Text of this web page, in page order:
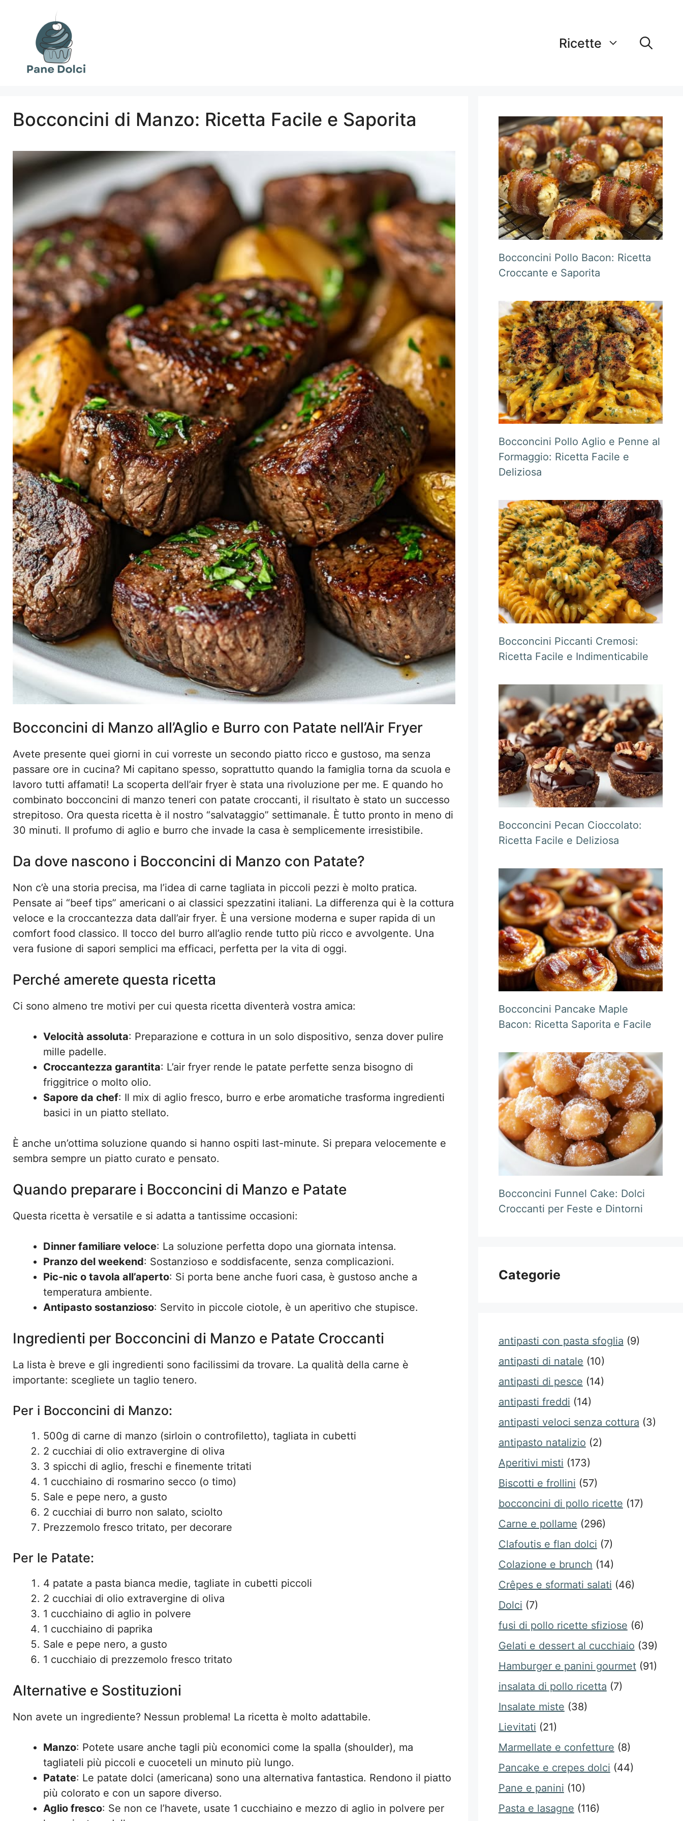
contenuto
Ricette
Bocconcini di Manzo: Ricetta Facile e Saporita
Bocconcini di Manzo all’Aglio e Burro con Patate nell’Air Fryer
Avete presente quei giorni in cui vorreste un secondo piatto ricco e gustoso, ma senza
passare ore in cucina? Mi capitano spesso, soprattutto quando la famiglia torna da scuola e
lavoro tutti affamati! La scoperta dell’air fryer è stata una rivoluzione per me. E quando ho
combinato bocconcini di manzo teneri con patate croccanti, il risultato è stato un successo
strepitoso. Ora questa ricetta è il nostro “salvataggio” settimanale. È tutto pronto in meno di
30 minuti. Il profumo di aglio e burro che invade la casa è semplicemente irresistibile.
Da dove nascono i Bocconcini di Manzo con Patate?
Non c’è una storia precisa, ma l’idea di carne tagliata in piccoli pezzi è molto pratica.
Pensate ai “beef tips” americani o ai classici spezzatini italiani. La differenza qui è la cottura
veloce e la croccantezza data dall’air fryer. È una versione moderna e super rapida di un
comfort food classico. Il tocco del burro all’aglio rende tutto più ricco e avvolgente. Una
vera fusione di sapori semplici ma efficaci, perfetta per la vita di oggi.
Perché amerete questa ricetta
Ci sono almeno tre motivi per cui questa ricetta diventerà vostra amica:
Velocità assoluta: Preparazione e cottura in un solo dispositivo, senza dover pulire
mille padelle.
Croccantezza garantita: L’air fryer rende le patate perfette senza bisogno di
friggitrice o molto olio.
Sapore da chef: Il mix di aglio fresco, burro e erbe aromatiche trasforma ingredienti
basici in un piatto stellato.
È anche un’ottima soluzione quando si hanno ospiti last-minute. Si prepara velocemente e
sembra sempre un piatto curato e pensato.
Quando preparare i Bocconcini di Manzo e Patate
Questa ricetta è versatile e si adatta a tantissime occasioni:
Dinner familiare veloce: La soluzione perfetta dopo una giornata intensa.
Pranzo del weekend: Sostanzioso e soddisfacente, senza complicazioni.
Pic-nic o tavola all’aperto: Si porta bene anche fuori casa, è gustoso anche a
temperatura ambiente.
Antipasto sostanzioso: Servito in piccole ciotole, è un aperitivo che stupisce.
Ingredienti per Bocconcini di Manzo e Patate Croccanti
La lista è breve e gli ingredienti sono facilissimi da trovare. La qualità della carne è
importante: scegliete un taglio tenero.
Per i Bocconcini di Manzo:
500g di carne di manzo (sirloin o controfiletto), tagliata in cubetti
2 cucchiai di olio extravergine di oliva
3 spicchi di aglio, freschi e finemente tritati
1 cucchiaino di rosmarino secco (o timo)
Sale e pepe nero, a gusto
2 cucchiai di burro non salato, sciolto
Prezzemolo fresco tritato, per decorare
Per le Patate:
4 patate a pasta bianca medie, tagliate in cubetti piccoli
2 cucchiai di olio extravergine di oliva
1 cucchiaino di aglio in polvere
1 cucchiaino di paprika
Sale e pepe nero, a gusto
1 cucchiaio di prezzemolo fresco tritato
Alternative e Sostituzioni
Non avete un ingrediente? Nessun problema! La ricetta è molto adattabile.
Manzo: Potete usare anche tagli più economici come la spalla (shoulder), ma
tagliateli più piccoli e cuoceteli un minuto più lungo.
Patate: Le patate dolci (americana) sono una alternativa fantastica. Rendono il piatto
più colorato e con un sapore diverso.
Aglio fresco: Se non ce l’havete, usate 1 cucchiaino e mezzo di aglio in polvere per
Bocconcini Pollo Bacon: Ricetta
Croccante e Saporita
Bocconcini Pollo Aglio e Penne al
Formaggio: Ricetta Facile e
Deliziosa
Bocconcini Piccanti Cremosi:
Ricetta Facile e Indimenticabile
Bocconcini Pecan Cioccolato:
Ricetta Facile e Deliziosa
Bocconcini Pancake Maple
Bacon: Ricetta Saporita e Facile
Bocconcini Funnel Cake: Dolci
Croccanti per Feste e Dintorni
Categorie
antipasti con pasta sfoglia (9)
antipasti di natale (10)
antipasti di pesce (14)
antipasti freddi (14)
antipasti veloci senza cottura (3)
antipasto natalizio (2)
Aperitivi misti (173)
Biscotti e frollini (57)
bocconcini di pollo ricette (17)
Carne e pollame (296)
Clafoutis e flan dolci (7)
Colazione e brunch (14)
Crêpes e sformati salati (46)
Dolci (7)
fusi di pollo ricette sfiziose (6)
Gelati e dessert al cucchiaio (39)
Hamburger e panini gourmet(91)
insalata di pollo ricetta (7)
Insalate miste (38)
Lievitati (21)
Marmellate e confetture (8)
Pancake e crepes dolci (44)
Pane e panini (10)
Pasta e lasagne (116)